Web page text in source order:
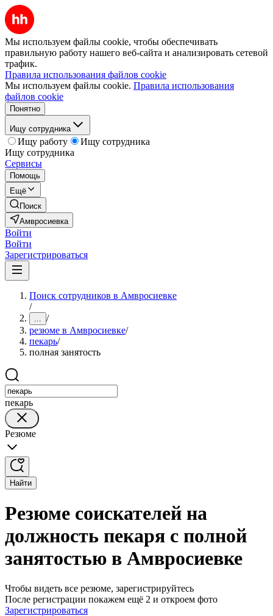
Мы используем файлы cookie, чтобы обеспечивать
правильную работу нашего веб-сайта и анализировать сетевой
трафик.
Правила использования файлов cookie
Мы используем файлы cookie. Правила использования
файлов cookie
Понятно
Ищу сотрудника
Ищу работу
Ищу сотрудника
Ищу сотрудника
Сервисы
Помощь
Ещё
Поиск
Амвросиевка
Войти
Войти
Зарегистрироваться
Поиск сотрудников в Амвросиевке
/
... /
резюме в Амвросиевке/
пекарь/
полная занятость
пекарь
Резюме
Найти
Резюме соискателей на
должность пекаря с полной
занятостью в Амвросиевке
Чтобы видеть все резюме, зарегистрируйтесь
После регистрации покажем ещё 2 и откроем фото
Зарегистрироваться